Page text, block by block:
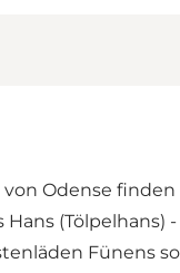
Odense finden
Hans (Tölpelhans)
Fünens